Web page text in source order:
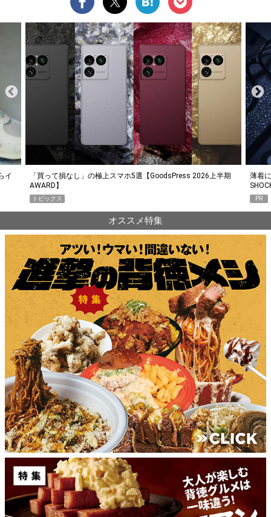
イ
「買って損なし」の極上スマホ5選【GoodsPress 2026上半期
AWARD】
トピックス
薄着
PR
オススメ特集